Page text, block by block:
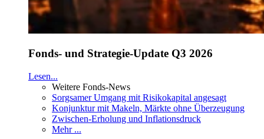
Fonds- und Strategie-Update Q3 2026
Lesen...
Weitere Fonds-News
Sorgsamer Umgang mit Risikokapital angesagt
Konjunktur mit Makeln, Märkte ohne Überzeugung
Zwischen-Erholung und Inflationsdruck
Mehr ...